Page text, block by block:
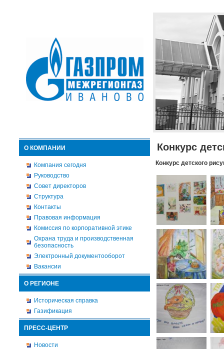
О КОМПАНИИ
Компания сегодня
Руководство
Совет директоров
Структура
Контакты
Правовая информация
Комиссия по корпоративной этике
Охрана труда и производственная
безопасность
Электронный документооборот
Вакансии
О РЕГИОНЕ
Историческая справка
Газификация
ПРЕСС-ЦЕНТР
Новости
Конкурс
Конкурс детского